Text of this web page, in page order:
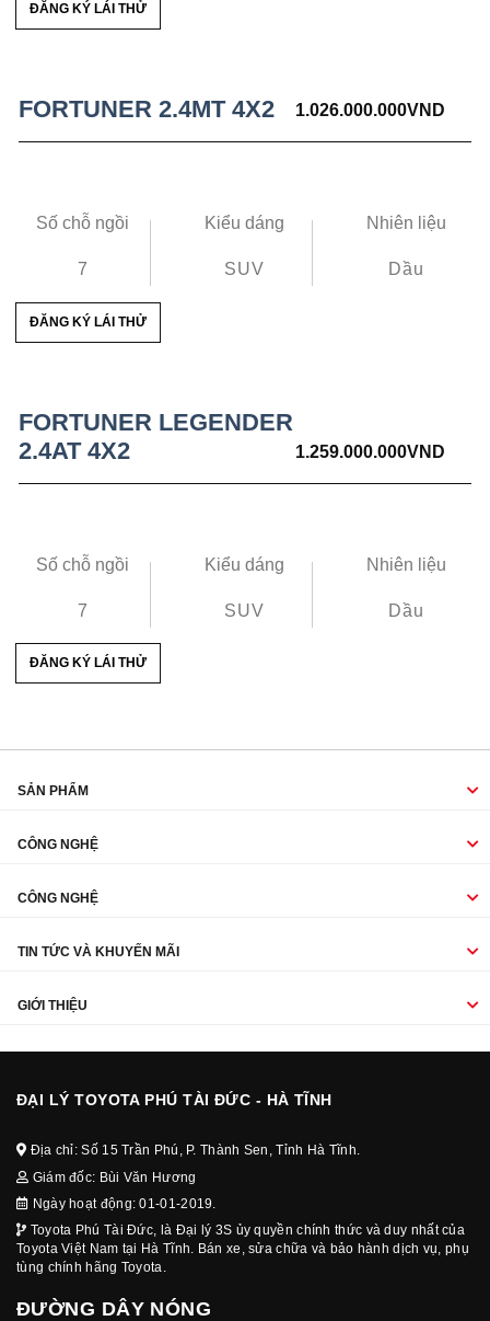
ĐĂNG KÝ LÁI THỬ
FORTUNER 2.4MT 4X2 1.026.000.000VND
Số chỗ ngồi
7
Kiểu dáng
SUV
Nhiên liệu
Dầu
ĐĂNG KÝ LÁI THỬ
FORTUNER LEGENDER
2.4AT 4X2
1.259.000.000VND
Số chỗ ngồi
7
Kiểu dáng
SUV
Nhiên liệu
Dầu
ĐĂNG KÝ LÁI THỬ
SẢN PHẨM
CÔNG NGHỆ
CÔNG NGHỆ
TIN TỨC VÀ KHUYẾN MÃI
GIỚI THIỆU
ĐẠI LÝ TOYOTA PHÚ TÀI ĐỨC - HÀ TĨNH
Địa chỉ: Số 15 Trần Phú, P. Thành Sen, Tỉnh Hà Tĩnh.
Giám đốc: Bùi Văn Hương
Ngày hoạt động: 01-01-2019.
Toyota Phú Tài Đức, là Đại lý 3S ủy quyền chính thức và duy nhất của
Toyota Việt Nam tại Hà Tĩnh. Bán xe, sửa chữa và bảo hành dịch vụ, phụ
tùng chính hãng Toyota.
ĐƯỜNG DÂY NÓNG